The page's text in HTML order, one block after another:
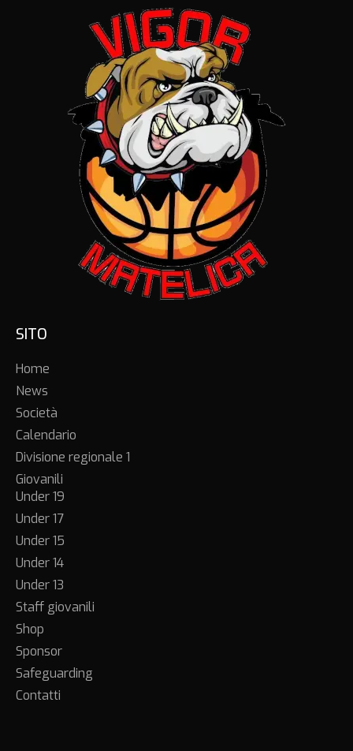
SITO
Home
News
Società
Calendario
Divisione regionale 1
Giovanili
Under 19
Under 17
Under 15
Under 14
Under 13
Staff giovanili
Shop
Sponsor
Safeguarding
Contatti